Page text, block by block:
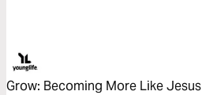
Grow: Becoming More Like Jesus